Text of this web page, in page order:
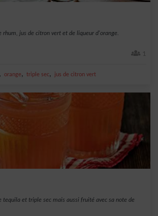
rhum, jus de citron vert et de liqueur d'orange.
1
, orange, triple sec, jus de citron vert
tequila et triple sec mais aussi fruité avec sa note de